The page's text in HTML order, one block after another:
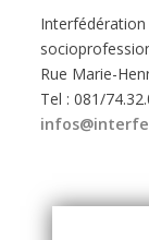
Interfédération
Rue Marie-
Tel : 081/